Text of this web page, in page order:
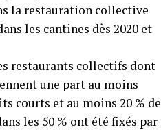
la restauration collective
les cantines dès 2020 et
restaurants collectifs dont
une part au moins
courts et au moins 20 % de
les 50 % ont été fixés par